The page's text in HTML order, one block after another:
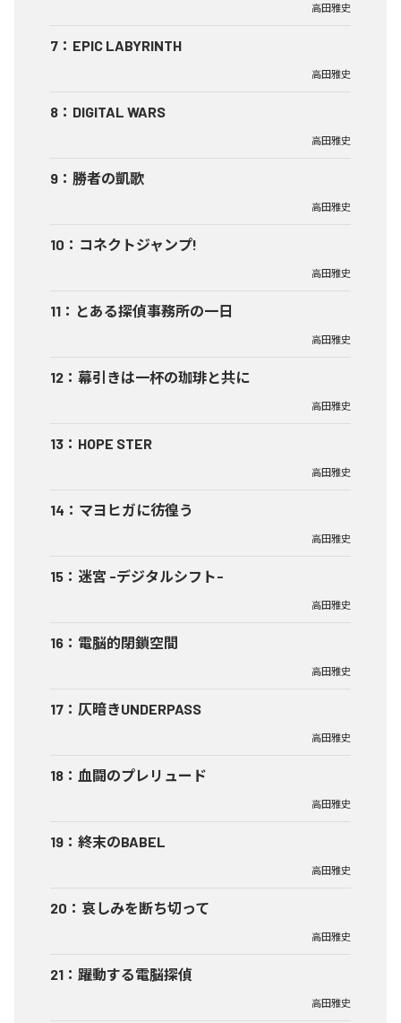
高田雅史
7 ： EPIC LABYRINTH
高田雅史
8 ： DIGITAL WARS
高田雅史
9 ： 勝者の凱歌
高田雅史
10 ： コネクトジャンプ!
高田雅史
11 ： とある探偵事務所の一日
高田雅史
12 ： 幕引きは一杯の珈琲と共に
高田雅史
13 ： HOPE STER
高田雅史
14 ： マヨヒガに彷徨う
高田雅史
15 ： 迷宮 -デジタルシフト-
高田雅史
16 ： 電脳的閉鎖空間
高田雅史
17 ： 仄暗きUNDERPASS
高田雅史
18 ： 血闘のプレリュード
高田雅史
19 ： 終末のBABEL
高田雅史
20 ： 哀しみを断ち切って
高田雅史
21 ： 躍動する電脳探偵
高田雅史